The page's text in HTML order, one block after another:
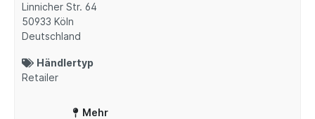
Linnicher Str. 64
50933 Köln
Deutschland
Händlertyp
Retailer
Mehr